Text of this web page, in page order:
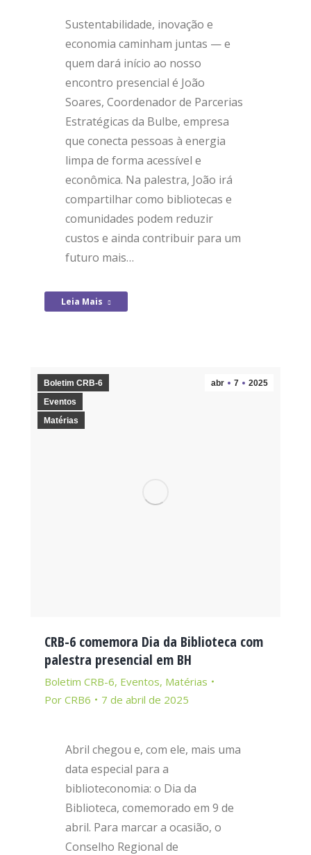
Sustentabilidade, inovação e
economia caminham juntas — e
quem dará início ao nosso
encontro presencial é João
Soares, Coordenador de Parcerias
Estratégicas da Bulbe, empresa
que conecta pessoas à energia
limpa de forma acessível e
econômica. Na palestra, João irá
compartilhar como bibliotecas e
comunidades podem reduzir
custos e ainda contribuir para um
futuro mais…
Leia Mais
abr 7 2025
Boletim CRB-6
Eventos
Matérias
CRB-6 comemora Dia da Biblioteca com
palestra presencial em BH
Boletim CRB-6, Eventos, Matérias
Por CRB6 7 de abril de 2025
Abril chegou e, com ele, mais uma
data especial para a
biblioteconomia: o Dia da
Biblioteca, comemorado em 9 de
abril. Para marcar a ocasião, o
Conselho Regional de